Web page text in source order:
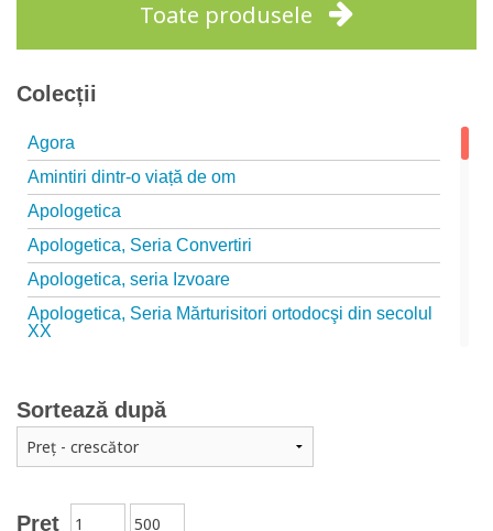
Toate produsele
Colecții
Agora
Amintiri dintr-o viață de om
Apologetica
Apologetica, Seria Convertiri
Apologetica, seria Izvoare
Apologetica, Seria Mărturisitori ortodocşi din secolul
XX
Arta creștină
Audio Book-uri
Biblia în actualitate
Biblioteca Paisiană – Seria Antologie psaltică
Preț
Sortează după